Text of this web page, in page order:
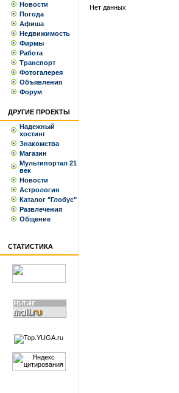
Новости
Погода
Афиша
Недвижимость
Фирмы
Работа
Транспорт
Фотогалерея
Объявления
Форум
ДРУГИЕ ПРОЕКТЫ
Надежный
хостинг
Знакомства
Магазин
Мультипортал 21
век
Новости
Астрология
Каталог "Глобус"
Развлечения
Общение
СТАТИСТИКА
Нет данных